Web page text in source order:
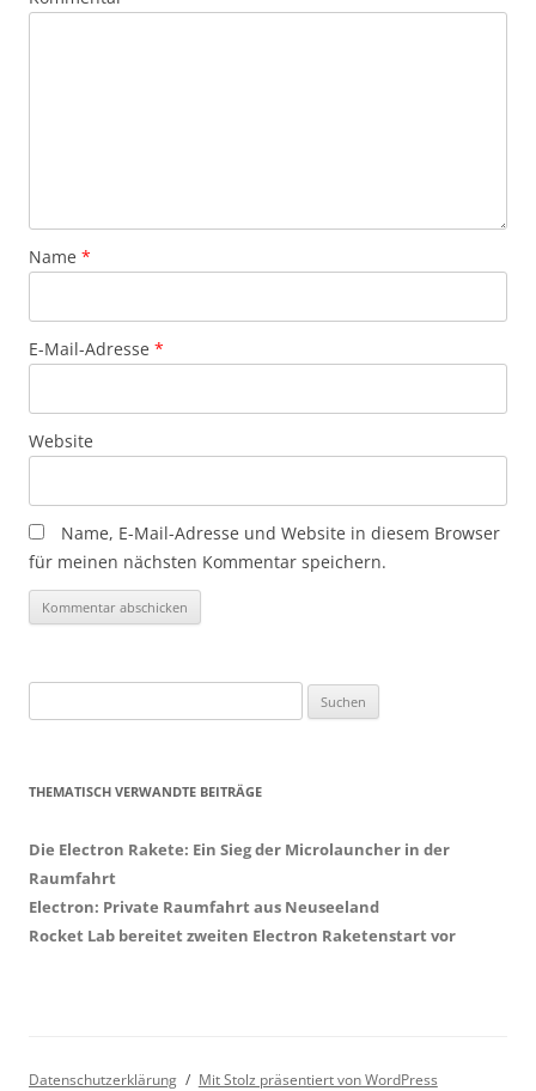
Name *
E-Mail-Adresse *
Website
Name, E-Mail-Adresse und Website in diesem Browser
für meinen nächsten Kommentar speichern.
nach:
THEMATISCH VERWANDTE BEITRÄGE
Die Electron Rakete: Ein Sieg der Microlauncher in der
Raumfahrt
Electron: Private Raumfahrt aus Neuseeland
Rocket Lab bereitet zweiten Electron Raketenstart vor
Datenschutzerklärung Mit Stolz präsentiert von WordPress